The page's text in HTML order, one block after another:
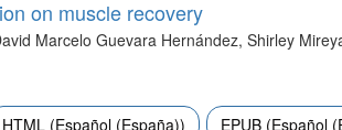
on muscle recovery
Marcelo Guevara Hernández, Shirley
HTML (Español (España))
EPUB (Español